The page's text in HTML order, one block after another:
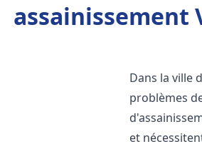
assainissement
Dans la ville
problèmes
et